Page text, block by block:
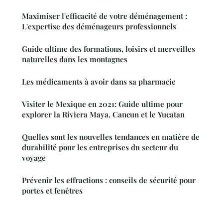
Maximiser l'efficacité de votre déménagement :
L'expertise des déménageurs professionnels
Guide ultime des formations, loisirs et merveilles
naturelles dans les montagnes
Les médicaments à avoir dans sa pharmacie
Visiter le Mexique en 2021: Guide ultime pour
explorer la Riviera Maya, Cancun et le Yucatan
Quelles sont les nouvelles tendances en matière de
durabilité pour les entreprises du secteur du
voyage
Prévenir les effractions : conseils de sécurité pour
portes et fenêtres